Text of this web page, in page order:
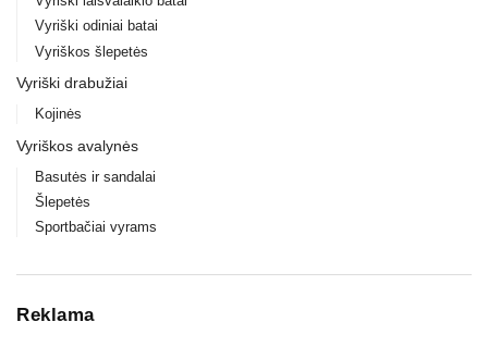
Vyriški odiniai batai
Vyriškos šlepetės
Vyriški drabužiai
Kojinės
Vyriškos avalynės
Basutės ir sandalai
Šlepetės
Sportbačiai vyrams
Reklama